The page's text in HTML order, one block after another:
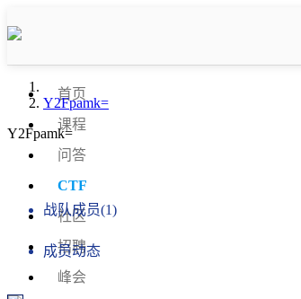
首页
课程
问答
CTF
社区
招聘
峰会
Y2Fpamk=
Y2Fpamk=
战队成员(1)
成员动态